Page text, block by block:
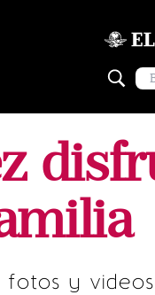
fotos y